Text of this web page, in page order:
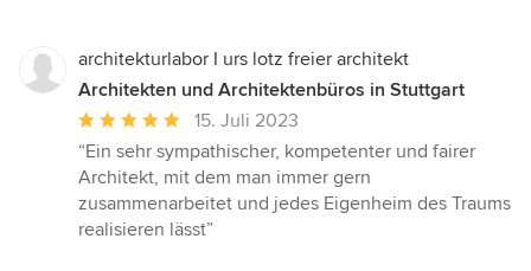
architekturlabor I urs lotz freier architekt
Architekten und Architektenbüros in Stuttgart
Durchschnittliche
Bewertung:
5
von
5
15. Juli 2023
“Ein sehr sympathischer, kompetenter und fairer
Architekt, mit dem man immer gern
zusammenarbeitet und jedes Eigenheim des Traums
realisieren lässt”